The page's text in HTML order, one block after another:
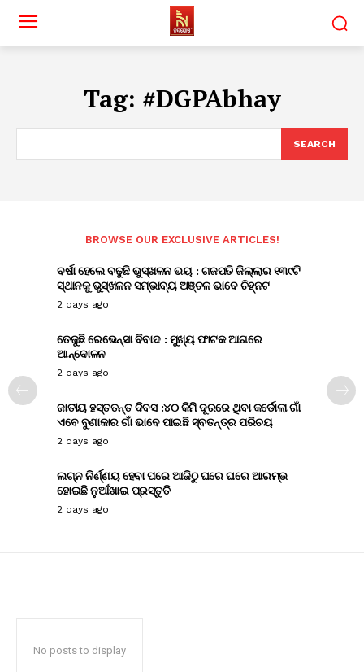
Tag: #DGPAbhay
SEARCH
BROWSE OUR EXCLUSIVE ARTICLES!
ବର୍ଷା ହେଲେ ବଢୁଛି ଭୁସ୍ଖଳନ ଭୟ : ଗଜପତି ଜିଲ୍ଲାର ୧୩୯ଟି
ସ୍ଥାନକୁ ଭୁସ୍ଖଳନ ସମ୍ଭାବ୍ୟ ଅଞ୍ଚଳ ଭାବେ ଚିହ୍ନଟ
2 days ago
ତେଜୁଛି ରେଭେନ୍ସା ବିବାଦ : ମୁଖ୍ୟ ଫାଟକ ଆଗରେ
ଆନ୍ଦୋଳନ
2 days ago
ଜାତୀୟ ହସ୍ତତନ୍ତ ଦିବସ :୪୦ କିମି ଦୂରରେ ଥିବା କର୍ଡୋଲା ଗାଁ
ଏବେ ବୁଣାକାର ଗାଁ ଭାବେ ପାଇଛି ସ୍ବତନ୍ତ୍ର ପରିଚୟ
2 days ago
ଲଗ୍ନ ନିର୍ଣ୍ଣୟ ହେବା ପରେ ଆଜିଠୁ ଘରେ ଘରେ ଆରମ୍ଭ
ହୋଇଛି ନୁଆଁଖାଇ ପ୍ରସ୍ତୁତି
2 days ago
No posts to display